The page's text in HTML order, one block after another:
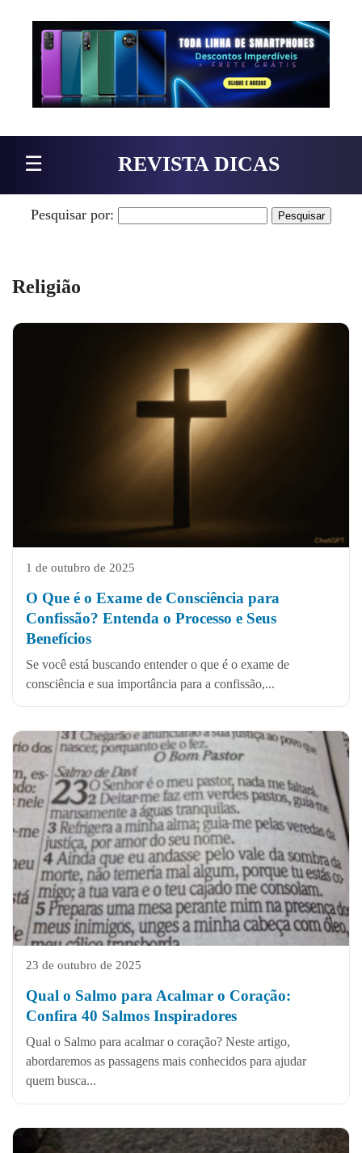
Pular para o conteúdo
☰ REVISTA DICAS
Pesquisar por:
Religião
1 de outubro de 2025
O Que é o Exame de Consciência para
Confissão? Entenda o Processo e Seus
Benefícios
Se você está buscando entender o que é o exame de
consciência e sua importância para a confissão,...
23 de outubro de 2025
Qual o Salmo para Acalmar o Coração:
Confira 40 Salmos Inspiradores
Qual o Salmo para acalmar o coração? Neste artigo,
abordaremos as passagens mais conhecidos para ajudar
quem busca...